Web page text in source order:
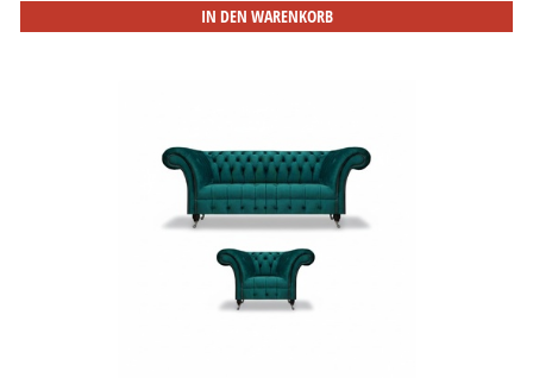
IN DEN WARENKORB